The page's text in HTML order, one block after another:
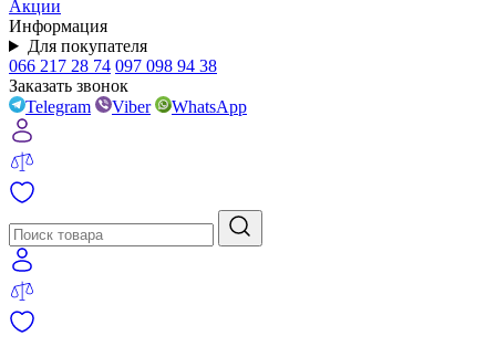
Акции
Информация
Для покупателя
066 217 28 74 097 098 94 38
Заказать звонок
Telegram
Viber WhatsApp